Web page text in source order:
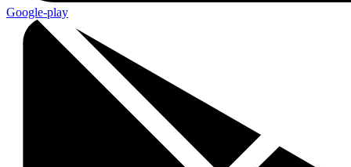
Google-play